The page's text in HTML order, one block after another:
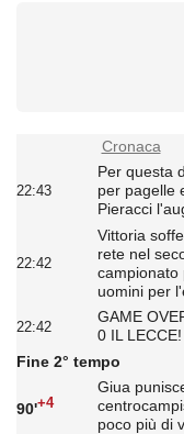
Cronaca
22:43
Per questa
per pagelle
Pieracci
22:42
Vittoria
rete nel
campionato
uomini per
22:42
GAME
0 IL LECCE!
Fine 2° tempo
90'+4
Giua
poco più di